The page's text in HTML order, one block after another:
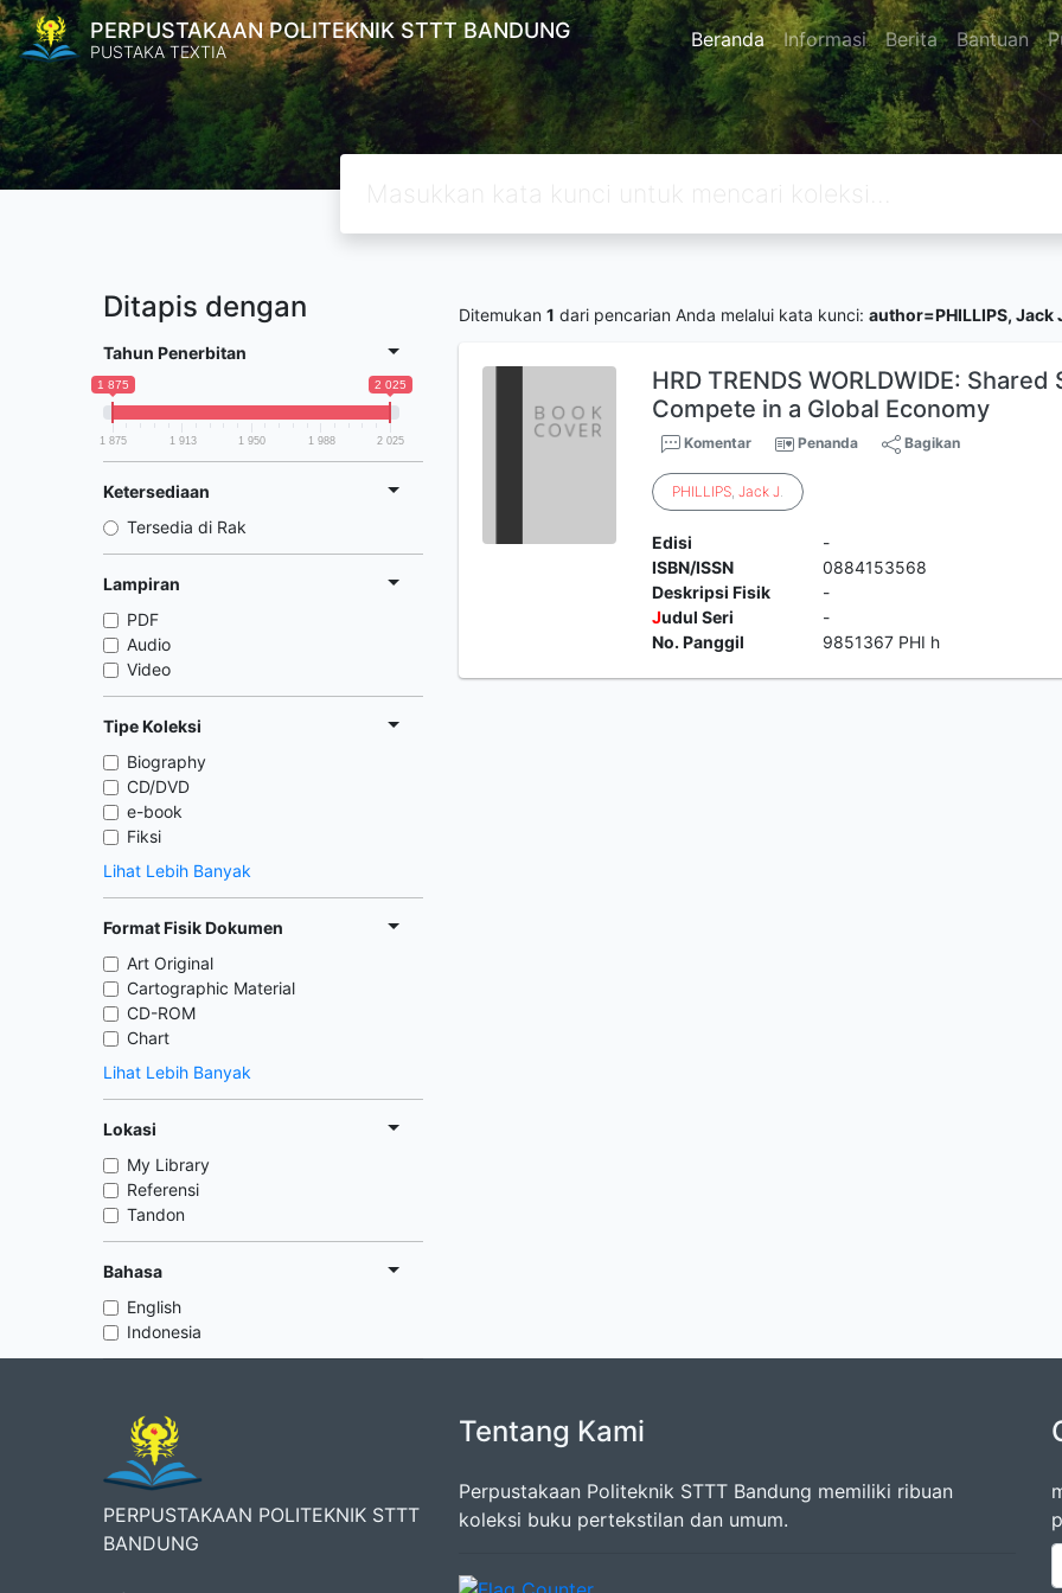
PERPUSTAKAAN POLITEKNIK STTT BANDUNG
PUSTAKA TEXTIA Beranda Informasi Berita Bantuan
Ditapis dengan
Tahun Penerbitan
1 875 2 025
1 875 1 913 1 950 1 988 2 025
Ketersediaan
Tersedia di Rak
Lampiran
PDF
Audio
Video
Tipe Koleksi
Biography
CD/DVD
e-book
Fiksi
Lihat Lebih Banyak
Format Fisik Dokumen
Art Original
Cartographic Material
CD-ROM
Chart
Lihat Lebih Banyak
Lokasi
My Library
Referensi
Tandon
Bahasa
English
Indonesia
Ditemukan 1 dari pencarian Anda melalui kata kunci: author=PHILLIPS, Jack
HRD TRENDS WORLDWIDE:
Compete in a Global Economy
Komentar Penanda Bagikan
PHILLIPS,Jack J.
Edisi
-
ISBN/ISSN
0884153568
Deskripsi Fisik
-
Judul Seri
-
No. Panggil
9851367 PHI h
PERPUSTAKAAN POLITEKNIK STTT
BANDUNG
Tentang Kami
Perpustakaan Politeknik STTT Bandung memiliki ribuan
koleksi buku pertekstilan dan umum.